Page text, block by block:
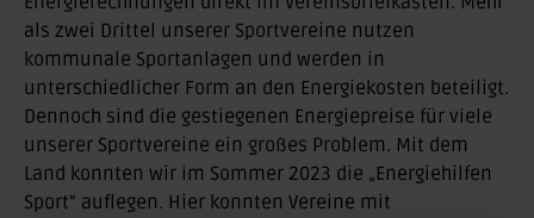
als zwei Drittel unserer Sportvereine nutzen
kommunale Sportanlagen und werden in
unterschiedlicher Form an den Energiekosten beteiligt.
Dennoch sind die gestiegenen Energiepreise für viele
unserer Sportvereine ein großes Problem. Mit dem
Land konnten wir im Sommer 2023 die „Energiehilfen
Sport“ auflegen. Hier konnten Vereine mit